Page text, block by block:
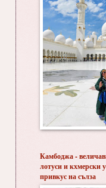
Камбоджа -
лотуси и кхмерски
привкус на сълза